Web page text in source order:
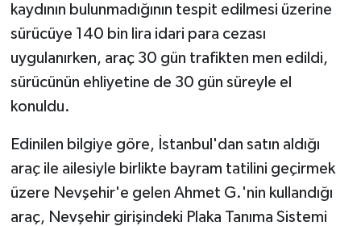
kaydının bulunmadığının tespit edilmesi üzerine
sürücüye 140 bin lira idari para cezası
uygulanırken, araç 30 gün trafikten men edildi,
sürücünün ehliyetine de 30 gün süreyle el
konuldu.
Edinilen bilgiye göre, İstanbul'dan satın aldığı
araç ile ailesiyle birlikte bayram tatilini geçirmek
üzere Nevşehir'e gelen Ahmet G.'nin kullandığı
araç, Nevşehir girişindeki Plaka Tanıma Sistemi